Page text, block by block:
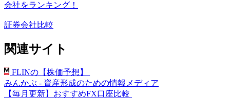
会社をランキング！
証券会社比較
関連サイト
FLINの【株価予想】
みんかぶ - 資産形成のための情報メディア
【毎月更新】おすすめFX口座比較